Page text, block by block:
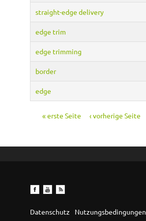
straight-edge delivery
edge trim
edge trimming
border
edge
« erste Seite ‹ vorherige Seite
Datenschutz Nutzungsbedingungen